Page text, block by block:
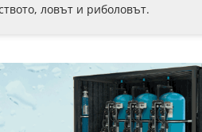
ловът и риболовът.